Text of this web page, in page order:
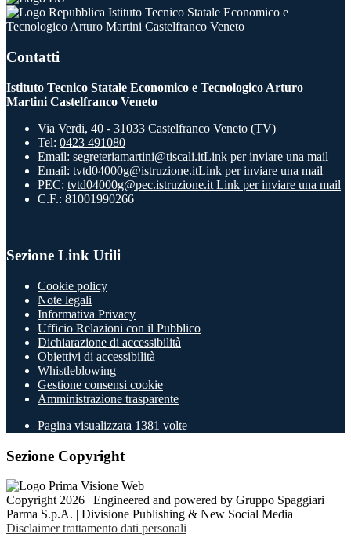
Istituto Tecnico Statale Economico e
Tecnologico Arturo Martini Castelfranco Veneto
Contatti
Istituto Tecnico Statale Economico e Tecnologico Arturo
Martini Castelfranco Veneto
Via Verdi, 40 - 31033 Castelfranco Veneto (TV)
Tel: 0423 491080
Email: segreteriamartini@tiscali.itLink per inviare una mail
Email: tvtd04000g@istruzione.itLink per inviare una mail
PEC: tvtd04000g@pec.istruzione.it Link per inviare una mail
C.F.: 81001990266
Sezione Link Utili
Cookie policy
Note legali
Informativa Privacy
Ufficio Relazioni con il Pubblico
Dichiarazione di accessibilità
Obiettivi di accessibilità
Whistleblowing
Gestione consensi cookie
Amministrazione trasparente
Pagina visualizzata 1381 volte
Sezione Copyright
Copyright 2026 | Engineered and powered by Gruppo Spaggiari
Parma S.p.A. | Divisione Publishing & New Social Media
Disclaimer trattamento dati personali